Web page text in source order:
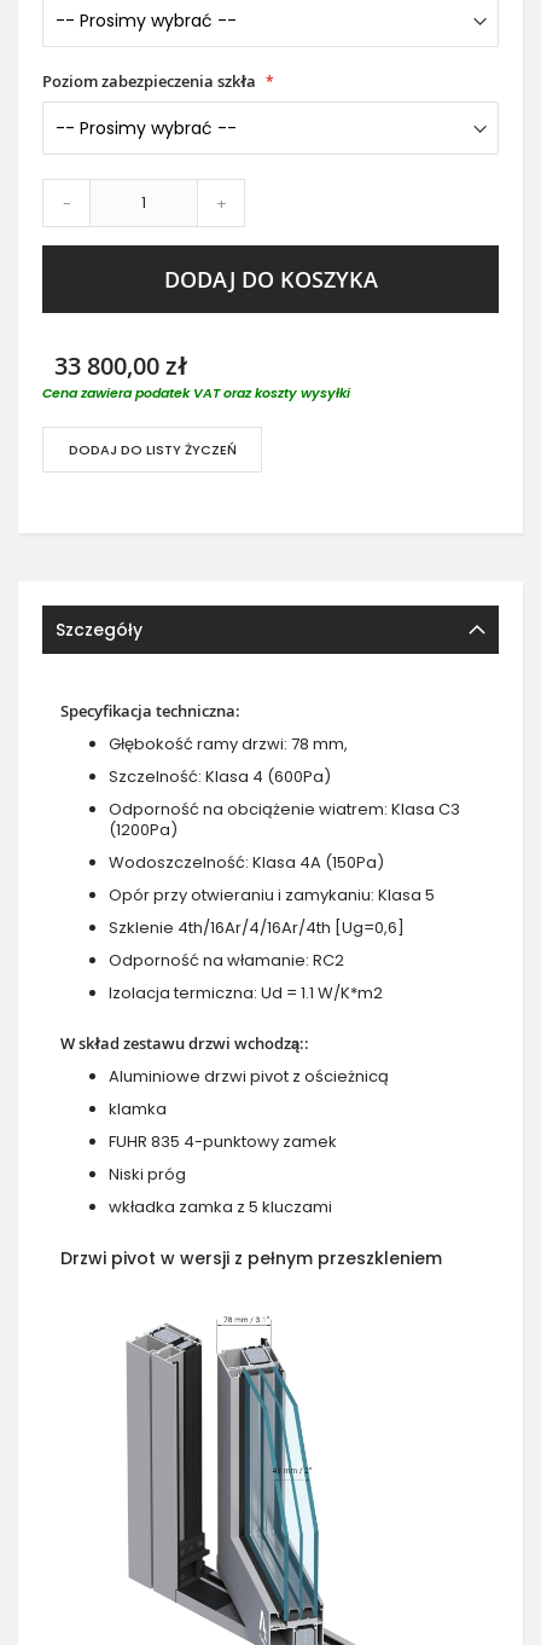
Poziom zabezpieczenia szkła
- +
DODAJ DO KOSZYKA
33 800,00 zł
Cena zawiera podatek VAT oraz koszty wysyłki
DODAJ DO LISTY ŻYCZEŃ
Szczegóły